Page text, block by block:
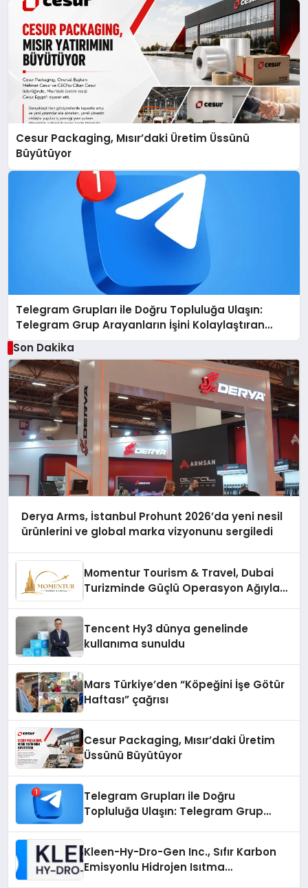
Cesur Packaging, Mısır’daki Üretim Üssünü
Büyütüyor
Telegram Grupları ile Doğru Topluluğa Ulaşın:
Telegram Grup Arayanların İşini Kolaylaştıran
Çözüm
Son Dakika
Derya Arms, İstanbul Prohunt 2026’da yeni nesil
ürünlerini ve global marka vizyonunu sergiledi
Momentur Tourism & Travel, Dubai
Turizminde Güçlü Operasyon Ağıyla
Tencent Hy3 dünya genelinde
kullanıma sunuldu
Mars Türkiye’den “Köpeğini İşe Götür
Haftası” çağrısı
Cesur Packaging, Mısır’daki Üretim
Üssünü Büyütüyor
Telegram Grupları ile Doğru
Topluluğa Ulaşın: Telegram Grup
Kleen-Hy-Dro-Gen Inc., Sıfır Karbon
Emisyonlu Hidrojen Isıtma